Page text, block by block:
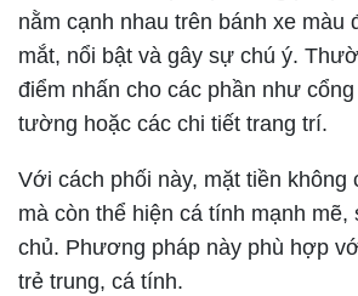
nằm cạnh nhau trên bánh xe màu
mắt, nổi bật và gây sự chú ý.
điểm nhấn cho các phần như
tường hoặc các chi tiết trang trí.
Với cách phối này, mặt tiền
mà còn thể hiện cá tính mạnh mẽ,
chủ. Phương pháp này phù hợp
trẻ trung, cá tính.